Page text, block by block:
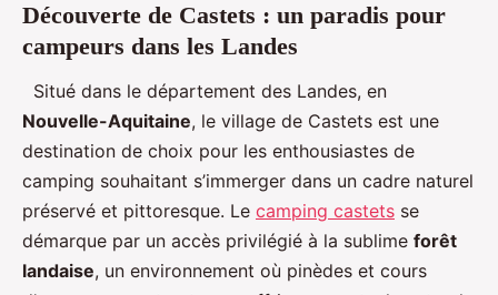
Découverte de Castets : un paradis pour
campeurs dans les Landes
Situé dans le département des Landes, en
Nouvelle-Aquitaine, le village de Castets est une
destination de choix pour les enthousiastes de
camping souhaitant s’immerger dans un cadre naturel
préservé et pittoresque. Le camping castets se
démarque par un accès privilégié à la sublime forêt
landaise, un environnement où pinèdes et cours